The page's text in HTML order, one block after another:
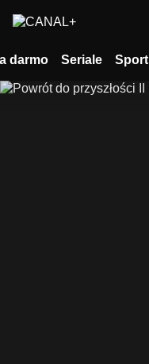
darmo Seriale Sport